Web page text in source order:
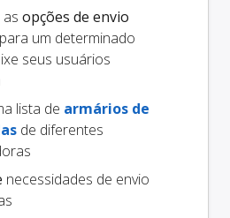
opções de envio
um determinado
seus usuários
lista de armários de
de diferentes
necessidades de envio